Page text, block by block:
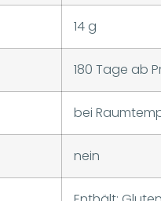
14 g
180 Tage ab
bei
nein